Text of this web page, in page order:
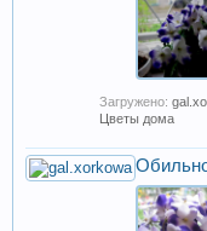
Загружено:
Цветы дома